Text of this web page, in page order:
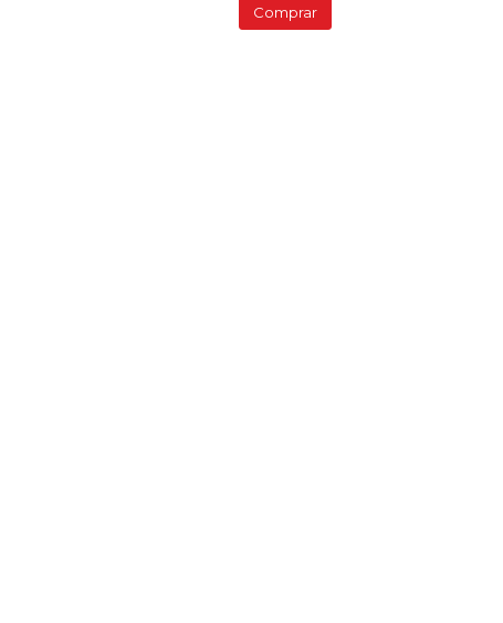
Comprar